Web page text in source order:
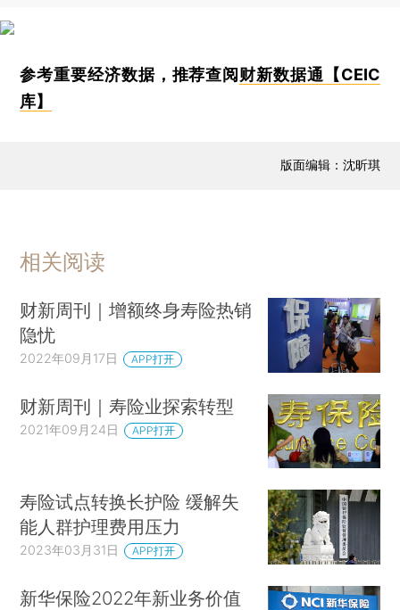
参考重要经济数据，推荐查阅财新数据通【CEIC
库】
版面编辑：沈昕琪
相关阅读
财新周刊｜增额终身寿险热销
隐忧
2022年09月17日 APP打开
财新周刊｜寿险业探索转型
2021年09月24日 APP打开
寿险试点转换长护险 缓解失
能人群护理费用压力
2023年03月31日 APP打开
新华保险2022年新业务价值